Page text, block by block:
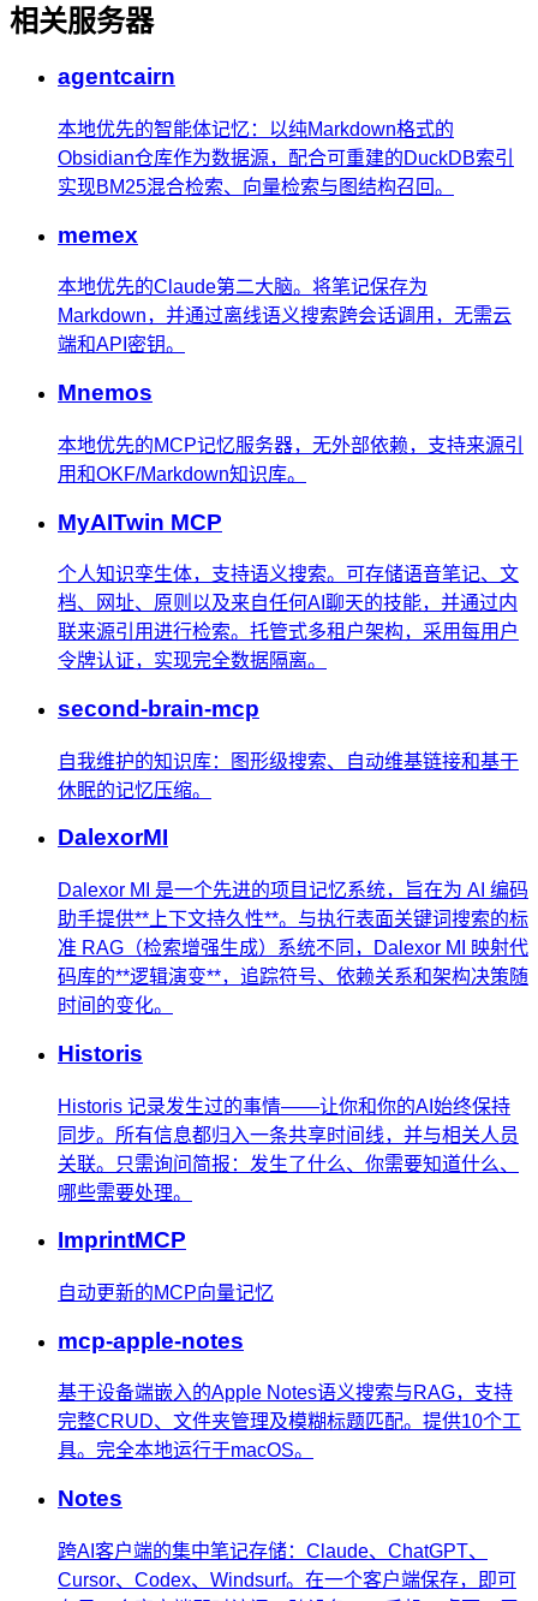
相关服务器
agentcairn
本地优先的智能体记忆：以纯Markdown格式的
Obsidian仓库作为数据源，配合可重建的DuckDB索引
实现BM25混合检索、向量检索与图结构召回。
memex
本地优先的Claude第二大脑。将笔记保存为
Markdown，并通过离线语义搜索跨会话调用，无需云
端和API密钥。
Mnemos
本地优先的MCP记忆服务器，无外部依赖，支持来源引
用和OKF/Markdown知识库。
MyAITwin MCP
个人知识孪生体，支持语义搜索。可存储语音笔记、文
档、网址、原则以及来自任何AI聊天的技能，并通过内
联来源引用进行检索。托管式多租户架构，采用每用户
令牌认证，实现完全数据隔离。
second-brain-mcp
自我维护的知识库：图形级搜索、自动维基链接和基于
休眠的记忆压缩。
DalexorMI
Dalexor MI 是一个先进的项目记忆系统，旨在为 AI 编码
助手提供**上下文持久性**。与执行表面关键词搜索的标
准 RAG（检索增强生成）系统不同，Dalexor MI 映射代
码库的**逻辑演变**，追踪符号、依赖关系和架构决策随
时间的变化。
Historis
Historis 记录发生过的事情——让你和你的AI始终保持
同步。所有信息都归入一条共享时间线，并与相关人员
关联。只需询问简报：发生了什么、你需要知道什么、
哪些需要处理。
ImprintMCP
自动更新的MCP向量记忆
mcp-apple-notes
基于设备端嵌入的Apple Notes语义搜索与RAG，支持
完整CRUD、文件夹管理及模糊标题匹配。提供10个工
具。完全本地运行于macOS。
Notes
跨AI客户端的集中笔记存储：Claude、ChatGPT、
Cursor、Codex、Windsurf。在一个客户端保存，即可